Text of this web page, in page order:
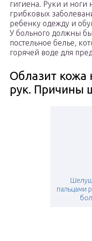
гигиена. Руки и ноги
грибковых
ребенку одежду и
У больного должны
постельное белье,
горячей воде для
Облазит кожа
рук. Причины
пальцами